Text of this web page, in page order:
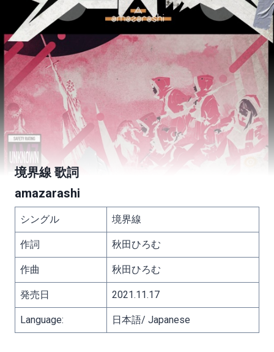
境界線 歌詞
amazarashi
シングル 境界線
作詞 秋田ひろむ
作曲 秋田ひろむ
発売日 2021.11.17
Language: 日本語/ Japanese